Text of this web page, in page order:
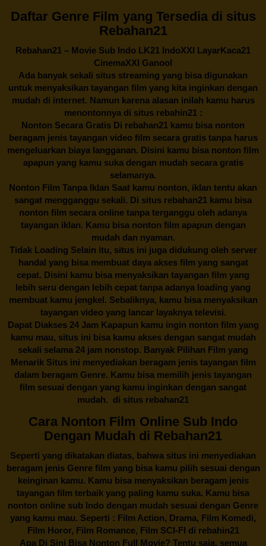
Daftar Genre Film yang Tersedia di situs
Rebahan21
Rebahan21 – Movie Sub Indo LK21 IndoXXI LayarKaca21
CinemaXXI Ganool
Ada banyak sekali situs streaming yang bisa digunakan
untuk menyaksikan tayangan film yang kita inginkan dengan
mudah di internet. Namun karena alasan inilah kamu harus
menontonnya di situs rebahin21 :
Nonton Secara Gratis Di rebahan21 kamu bisa nonton
beragam jenis tayangan video film secara gratis tanpa harus
mengeluarkan biaya langganan. Disini kamu bisa nonton film
apapun yang kamu suka dengan mudah secara gratis
selamanya.
Nonton Film Tanpa Iklan Saat kamu nonton, iklan tentu akan
sangat mengganggu sekali. Di situs rebahan21 kamu bisa
nonton film secara online tanpa terganggu oleh adanya
tayangan iklan. Kamu bisa nonton film apapun dengan
mudah dan nyaman.
Tidak Loading Selain itu, situs ini juga didukung oleh server
handal yang bisa membuat daya akses film yang sangat
cepat. Disini kamu bisa menyaksikan tayangan film yang
lebih seru dengan lebih cepat tanpa adanya loading yang
membuat kamu jengkel. Sebaliknya, kamu bisa menyaksikan
tayangan video yang lancar layaknya televisi.
Dapat Diakses 24 Jam Kapapun kamu ingin nonton film yang
kamu mau, situs ini bisa kamu akses dengan sangat mudah
sekali selama 24 jam nonstop. Banyak Pilihan Film yang
Menarik Situs ini menyediakan beragam jenis tayangan film
dalam beragam Genre. Kamu bisa memilih jenis tayangan
film sesuai dengan yang kamu inginkan dengan sangat
mudah. di situs rebahan21
Cara Nonton Film Online Sub Indo
Dengan Mudah di Rebahan21
Seperti yang dikatakan diatas, bahwa situs ini menyediakan
beragam jenis Genre film yang bisa kamu pilih sesuai dengan
keinginan kamu. Kamu bisa menyaksikan beragam jenis
tayangan film terbaik yang paling kamu suka. Kamu bisa
nonton online sub Indo dengan mudah sesuai dengan Genre
yang kamu mau. Seperti : Film Action, Drama, Film Komedi,
Film Horor, Film Romance, Film SCI-FI di rebahin21
Apa Di Sini Bisa Nonton Full Movie? Tentu saja, semua